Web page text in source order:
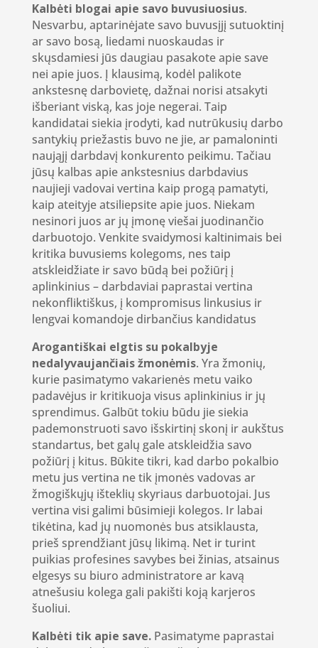
Kalbėti blogai apie savo buvusiuosius.
Nesvarbu, aptarinėjate savo buvusįjį sutuoktinį
ar savo bosą, liedami nuoskaudas ir
skųsdamiesi jūs daugiau pasakote apie save
nei apie juos. Į klausimą, kodėl palikote
ankstesnę darbovietę, dažnai norisi atsakyti
išberiant viską, kas joje negerai. Taip
kandidatai siekia įrodyti, kad nutrūkusių darbo
santykių priežastis buvo ne jie, ar pamaloninti
naująjį darbdavį konkurento peikimu. Tačiau
jūsų kalbas apie ankstesnius darbdavius
naujieji vadovai vertina kaip progą pamatyti,
kaip ateityje atsiliepsite apie juos. Niekam
nesinori juos ar jų įmonę viešai juodinančio
darbuotojo. Venkite svaidymosi kaltinimais bei
kritika buvusiems kolegoms, nes taip
atskleidžiate ir savo būdą bei požiūrį į
aplinkinius – darbdaviai paprastai vertina
nekonfliktiškus, į kompromisus linkusius ir
lengvai komandoje dirbančius kandidatus
Arogantiškai elgtis su pokalbyje
nedalyvaujančiais žmonėmis. Yra žmonių,
kurie pasimatymo vakarienės metu vaiko
padavėjus ir kritikuoja visus aplinkinius ir jų
sprendimus. Galbūt tokiu būdu jie siekia
pademonstruoti savo išskirtinį skonį ir aukštus
standartus, bet galų gale atskleidžia savo
požiūrį į kitus. Būkite tikri, kad darbo pokalbio
metu jus vertina ne tik įmonės vadovas ar
žmogiškųjų išteklių skyriaus darbuotojai. Jus
vertina visi galimi būsimieji kolegos. Ir labai
tikėtina, kad jų nuomonės bus atsiklausta,
prieš sprendžiant jūsų likimą. Net ir turint
puikias profesines savybes bei žinias, atsainus
elgesys su biuro administratore ar kavą
atnešusiu kolega gali pakišti koją karjeros
šuoliui.
Kalbėti tik apie save.Pasimatyme paprastai